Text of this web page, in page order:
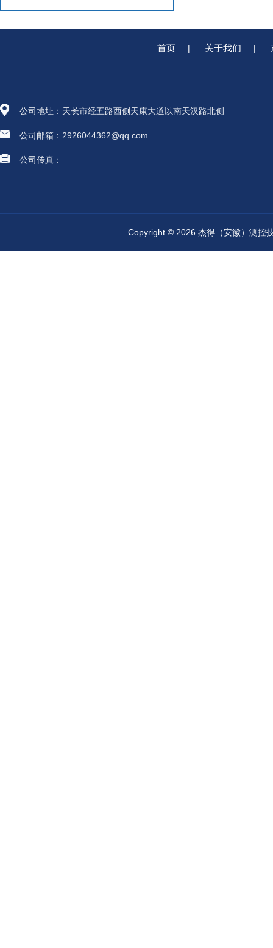
首页 | 关于我们 |
公司地址：天长市经五路西侧天康大道以南天汉路北侧
公司邮箱：2926044362@qq.com
公司传真：
Copyright © 2026 杰得（安徽）测